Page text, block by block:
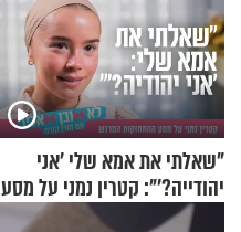
"שאלתי את אמא שלי 'אני
יהודייה?'": קטרין נמני על מסע
ההתחזקות המרגש